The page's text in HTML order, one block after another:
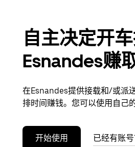
自主决定开
Esnandes赚
在Esnandes提供接载和/或派
排时间赚钱。您可以使用自己
开始使用 已经有账